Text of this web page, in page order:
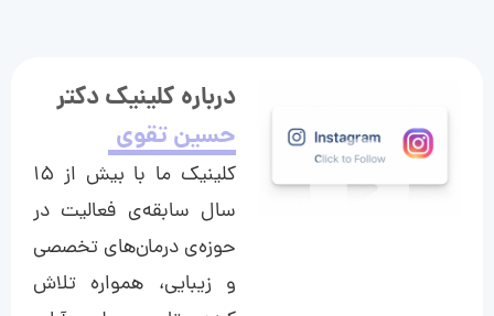
درباره کلینیک دکتر
حسین تقوی
کلینیک ما با بیش از ۱۵
سال سابقه‌ی فعالیت در
حوزه‌ی درمان‌های تخصصی
و زیبایی، همواره تلاش